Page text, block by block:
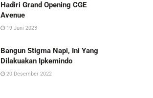
Hadiri Grand Opening CGE
Avenue
19 Juni 2023
Bangun Stigma Napi, Ini Yang
Dilakuakan Ipkemindo
20 Desember 2022